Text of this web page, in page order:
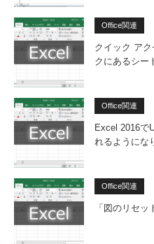
Office関連
クイック ア
クにあるシー
Office関連
Excel 2016で
れるようにな
Office関連
「図のリセ